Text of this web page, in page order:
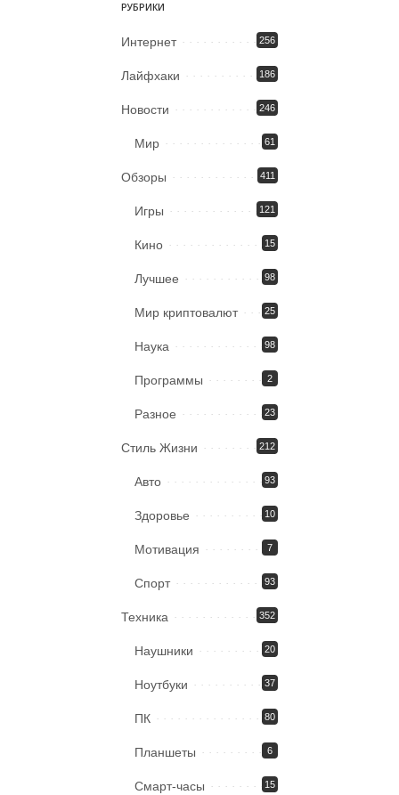
РУБРИКИ
Интернет 256
Лайфхаки 186
Новости 246
Мир 61
Обзоры 411
Игры 121
Кино 15
Лучшее 98
Мир криптовалют 25
Наука 98
Программы 2
Разное 23
Стиль Жизни 212
Авто 93
Здоровье 10
Мотивация 7
Спорт 93
Техника 352
Наушники 20
Ноутбуки 37
ПК 80
Планшеты 6
Смарт-часы 15